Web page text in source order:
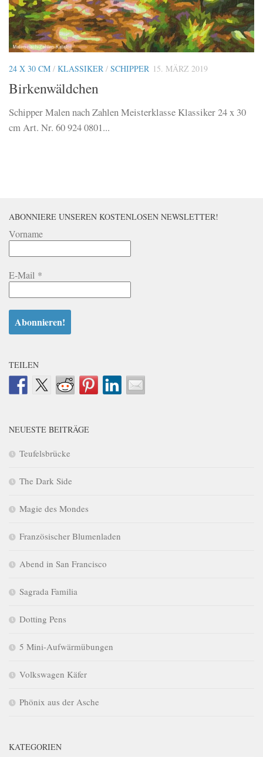
24 X 30 CM / KLASSIKER / SCHIPPER 15. MÄRZ 2019
Birkenwäldchen
Schipper Malen nach Zahlen Meisterklasse Klassiker 24 x 30
cm Art. Nr. 60 924 0801...
ABONNIERE UNSEREN KOSTENLOSEN NEWSLETTER!
Vorname
E-Mail *
TEILEN
NEUESTE BEITRÄGE
Teufelsbrücke
The Dark Side
Magie des Mondes
Französischer Blumenladen
Abend in San Francisco
Sagrada Familia
Dotting Pens
5 Mini-Aufwärmübungen
Volkswagen Käfer
Phönix aus der Asche
KATEGORIEN